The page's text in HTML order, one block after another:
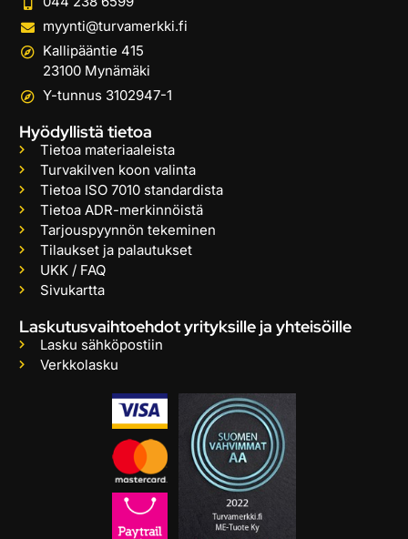
myynti@turvamerkki.fi
Kallipääntie 415
23100 Mynämäki
Y-tunnus 3102947-1
Hyödyllistä tietoa
Tietoa materiaaleista
Turvakilven koon valinta
Tietoa ISO 7010 standardista
Tietoa ADR-merkinnöistä
Tarjouspyynnön tekeminen
Tilaukset ja palautukset
UKK / FAQ
Sivukartta
Laskutusvaihtoehdot yrityksille ja yhteisöille
Lasku sähköpostiin
Verkkolasku